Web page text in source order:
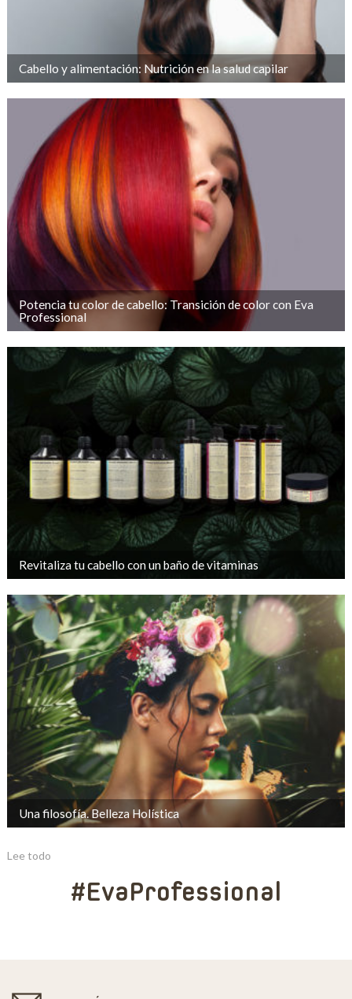
Cabello y alimentación: Nutrición en la salud capilar
Potencia tu color de cabello: Transición de color con Eva
Professional
Revitaliza tu cabello con un baño de vitaminas
Una filosofía. Belleza Holística
Lee todo
#EvaProfessional